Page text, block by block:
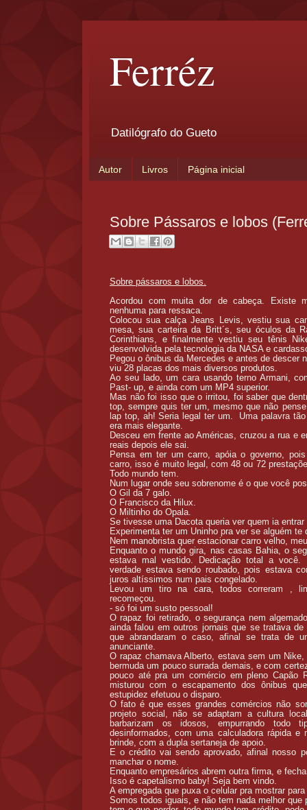
Ferréz
Datilógrafo do Gueto
Autor Livros Página inicial
Sobre Pássaros e lobos
Sobre pássaros e lobos.
Acordou com muita dor de cabeça. Existe
nenhuma para ressaca.
Colocou sua calça Jeans Levis, vestiu sua
mesa, sua carteira da Britt´s, seu óculos da
Corinthians, e finalmente vestiu seu tênis
desenvolvida pela tecnologia da NASA e
Pegou o ônibus da Mercedes e antes de descer
viu 28 placas dos mais diversos produtos.
Ao seu lado, um cara usando terno Armani,
Past- up, e ainda com um MP4 superior.
Mas não foi isso que o irritou, foi saber que
top, sempre quis ter um, mesmo que não
lap top, ah! Seria legal ter um. Uma palavra
era mais elegante.
Desceu em frente ao Américas, cruzou a rua e
reais depois ele sai.
Pensa em ter um carro, apóia o governo,
carro, isso é muito legal, com 48 ou 72
Todo mundo tem.
Num lugar onde seu sobrenome é o que você
O Gil da 7 galo.
O Francisco da Hilux.
O Miltinho do Opala.
Se tivesse uma Dacota queria ver quem ia
Experimenta ter um Uninho pra ver se alguém te
Nem manobrista quer estacionar carro velho,
Enquanto o mundo gira, nas casas Bahia, o
estava mal vestido. Dedicação total a você.
verdade estava sendo roubado, pois estava
juros altíssimos num pais congelado.
Levou um tiro na cara, todos correram ,
recomeçou.
- só foi um susto pessoal!
O rapaz foi retirado, o segurança nem
ainda falou em outros jornais que se tratava
que abrandaram o caso, afinal se trata de
anunciante.
O rapaz chamava Alberto, estava sem um
bermuda um pouco surrada demais, e com
pouco até pra um comércio em pleno Capão
misturou com o escapamento dos ônibus
estupidez efetuou o disparo.
O fato é que esses grandes comércios não
projeto social, não se adaptam a cultura
barbarizam os idosos, empurrando
desinformados, com uma calculadora rápida e
brinde, com a dupla sertaneja de apoio.
E o crédito vai sendo aprovado, afinal nosso
manchar o nome.
Enquanto empresários abrem outra firma, e
Isso é capetalismo baby! Seja bem vindo.
A empregada que puxa o celular pra mostrar
Somos todos iguais, e não tem nada melhor